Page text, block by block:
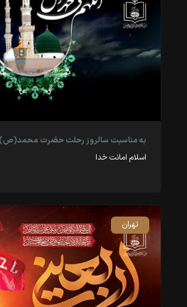
به مناسبت سالروز رحلت حضرت محمد(ص)
اسلام امانت خدا
تهران